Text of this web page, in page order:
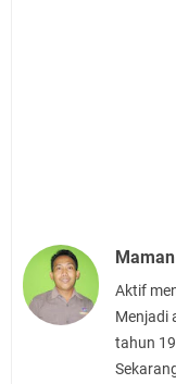
Aktif
Menjadi
tahun